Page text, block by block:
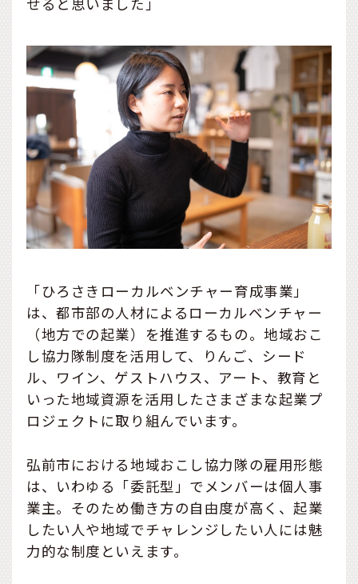
「ひろさきローカルベンチャー育成事業」
は、都市部の人材によるローカルベンチャー
（地方での起業）を推進するもの。地域おこ
し協力隊制度を活用して、りんご、シード
ル、ワイン、ゲストハウス、アート、教育と
いった地域資源を活用したさまざまな起業プ
ロジェクトに取り組んでいます。
弘前市における地域おこし協力隊の雇用形態
は、いわゆる「委託型」でメンバーは個人事
業主。そのため働き方の自由度が高く、起業
したい人や地域でチャレンジしたい人には魅
力的な制度といえます。